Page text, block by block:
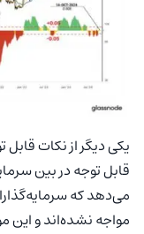
یکی دیگر از نکات قابل
قابل توجه در بین
می‌دهد که
مواجه نشده‌اند و این